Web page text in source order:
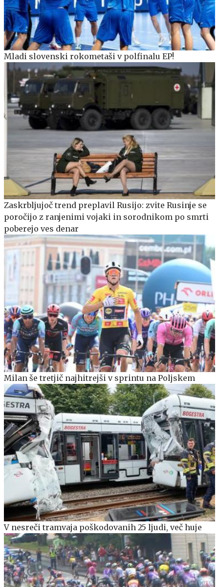
Mladi slovenski rokometaši v polfinalu EP!
Zaskrbljujoč trend preplavil Rusijo: zvite Rusinje se
poročijo z ranjenimi vojaki in sorodnikom po smrti
poberejo ves denar
Milan še tretjič najhitrejši v sprintu na Poljskem
V nesreči tramvaja poškodovanih 25 ljudi, več huje